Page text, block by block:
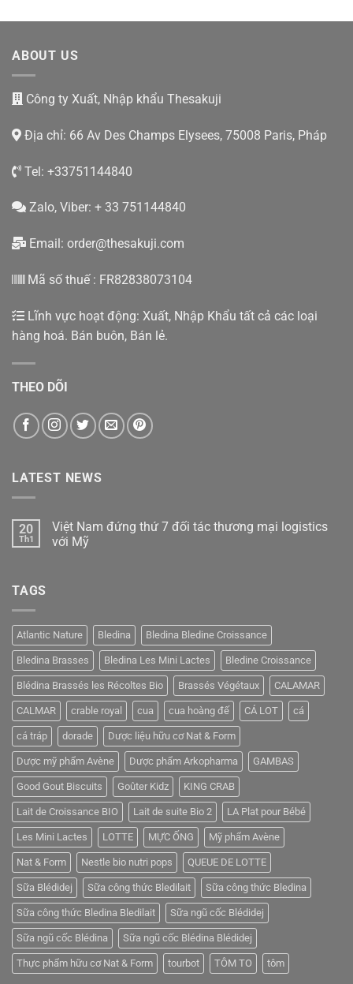
ABOUT US
Công ty Xuất, Nhập khẩu Thesakuji
Địa chỉ: 66 Av Des Champs Elysees, 75008 Paris, Pháp
Tel: +33751144840
Zalo, Viber: + 33 751144840
Email: order@thesakuji.com
Mã số thuế : FR82838073104
Lĩnh vực hoạt động: Xuất, Nhập Khẩu tất cả các loại
hàng hoá. Bán buôn, Bán lẻ.
THEO DÕI
LATEST NEWS
20
Th1
Việt Nam đứng thứ 7 đối tác thương mại logistics
với Mỹ
đứng
thứ
7
đối
tác
thương
mại
logistics
với
Mỹ
TAGS
Atlantic Nature Bledina Bledina Bledine Croissance
Bledina Brasses Bledina Les Mini Lactes Bledine Croissance
Blédina Brassés les Récoltes Bio Brassés Végétaux CALAMAR
CALMAR crable royal cua cua hoàng đế CÁ LOT cá
cá tráp dorade Dược liệu hữu cơ Nat & Form
Dược mỹ phẩm Avène Dược phẩm Arkopharma GAMBAS
Good Gout Biscuits Goûter Kidz KING CRAB
Lait de Croissance BIO Lait de suite Bio 2 LA Plat pour Bébé
Les Mini Lactes LOTTE MỰC ỐNG Mỹ phẩm Avène
Nat & Form Nestle bio nutri pops QUEUE DE LOTTE
Sữa Blédidej Sữa công thức Bledilait Sữa công thức Bledina
Sữa công thức Bledina Bledilait Sữa ngũ cốc Blédidej
Sữa ngũ cốc Blédina Sữa ngũ cốc Blédina Blédidej
Thực phẩm hữu cơ Nat & Form tourbot TÔM TO tôm